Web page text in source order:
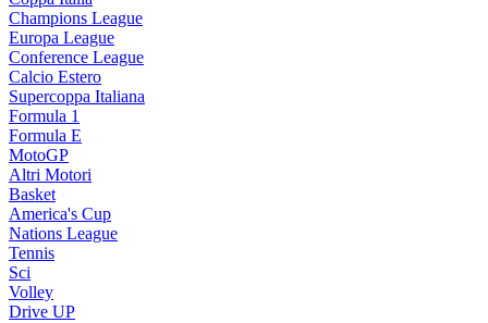
Champions League
Europa League
Conference League
Calcio Estero
Supercoppa Italiana
Formula 1
Formula E
MotoGP
Altri Motori
Basket
America's Cup
Nations League
Tennis
Sci
Volley
Drive UP